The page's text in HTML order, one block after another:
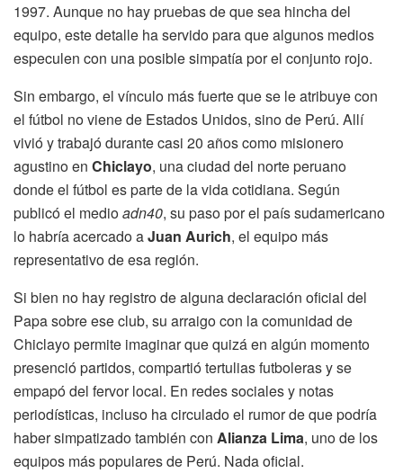
1997. Aunque no hay pruebas de que sea hincha del
equipo, este detalle ha servido para que algunos medios
especulen con una posible simpatía por el conjunto rojo.
Sin embargo, el vínculo más fuerte que se le atribuye con
el fútbol no viene de Estados Unidos, sino de Perú. Allí
vivió y trabajó durante casi 20 años como misionero
agustino en Chiclayo, una ciudad del norte peruano
donde el fútbol es parte de la vida cotidiana. Según
publicó el medioadn40, su paso por el país sudamericano
lo habría acercado aJuan Aurich, el equipo más
representativo de esa región.
Si bien no hay registro de alguna declaración oficial del
Papa sobre ese club, su arraigo con la comunidad de
Chiclayo permite imaginar que quizá en algún momento
presenció partidos, compartió tertulias futboleras y se
empapó del fervor local. En redes sociales y notas
periodísticas, incluso ha circulado el rumor de que podría
haber simpatizado también con Alianza Lima, uno de los
equipos más populares de Perú. Nada oficial.